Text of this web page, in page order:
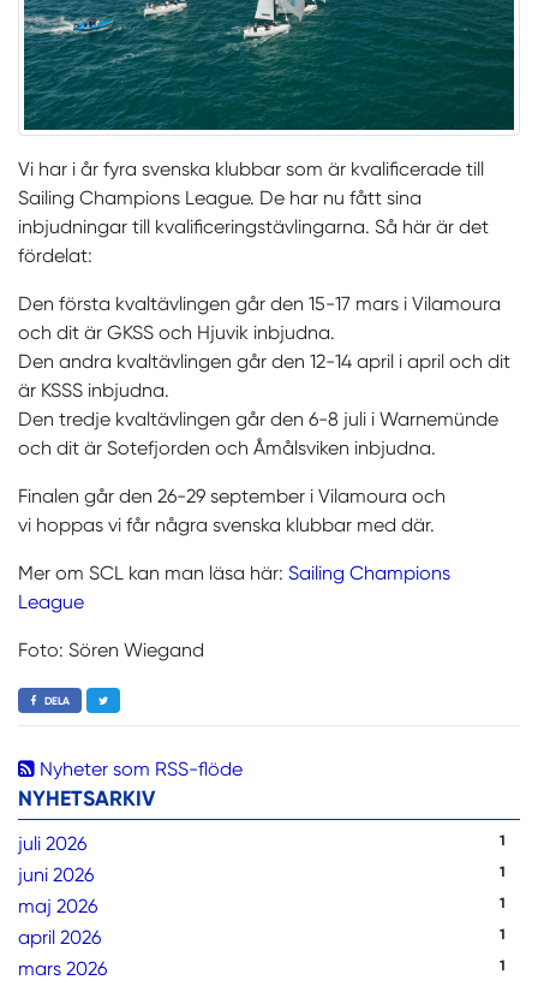
Nyheter som RSS-flöde
NYHETSARKIV
juli 2026 1
juni 2026 1
maj 2026 1
april 2026 1
mars 2026 1
Vi har i år fyra svenska klubbar som är kvalificerade till
Sailing Champions League. De har nu fått sina
inbjudningar till kvalificeringstävlingarna. Så här är det
fördelat:
Den första kvaltävlingen går den 15-17 mars i Vilamoura
och dit är GKSS och Hjuvik inbjudna.
Den andra kvaltävlingen går den 12-14 april i april och dit
är KSSS inbjudna.
Den tredje kvaltävlingen går den 6-8 juli i Warnemünde
och dit är Sotefjorden och Åmålsviken inbjudna.
Finalen går den 26-29 september i Vilamoura och
vi hoppas vi får några svenska klubbar med där.
Mer om SCL kan man läsa här: Sailing Champions
League
Foto: Sören Wiegand
DELA